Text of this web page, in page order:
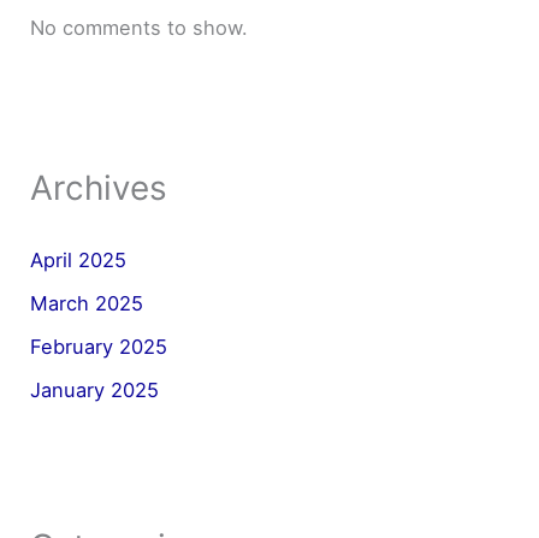
No comments to show.
Archives
April 2025
March 2025
February 2025
January 2025